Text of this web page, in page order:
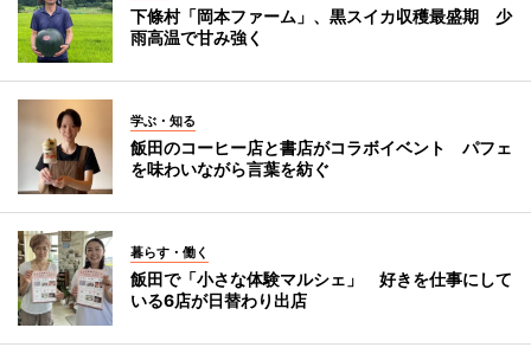
下條村「岡本ファーム」、黒スイカ収穫最盛期 少
雨高温で甘み強く
学ぶ・知る
飯田のコーヒー店と書店がコラボイベント パフェ
を味わいながら言葉を紡ぐ
暮らす・働く
飯田で「小さな体験マルシェ」 好きを仕事にして
いる6店が日替わり出店